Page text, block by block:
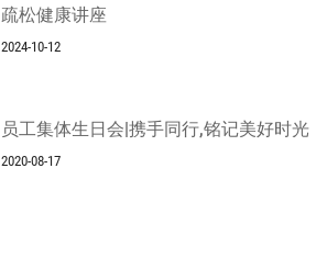
疏松健康讲座
2024-10-12
员工集体生日会|携手同行,铭记美好时光
2020-08-17